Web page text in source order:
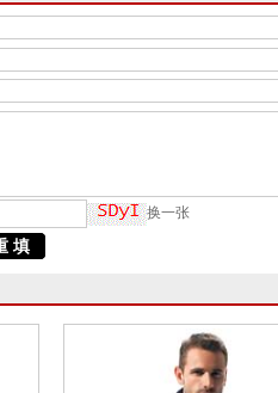
换一张